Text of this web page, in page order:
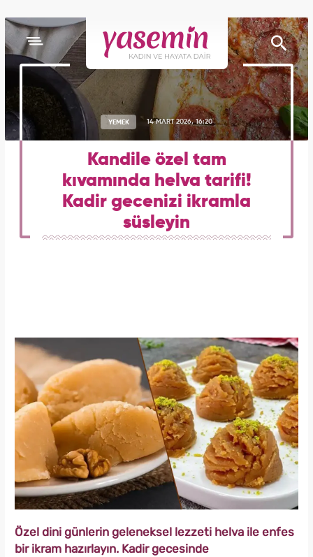
YEMEK 14 MART 2026, 16:20
Kandile özel tam
kıvamında helva tarifi!
Kadir gecenizi ikramla
süsleyin
Özel dini günlerin geleneksel lezzeti helva ile enfes
bir ikram hazırlayın. Kadir gecesinde